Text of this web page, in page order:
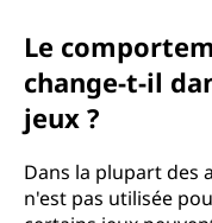
Le
change-t-il
jeux ?
Dans la plupart des
n'est pas utilisée